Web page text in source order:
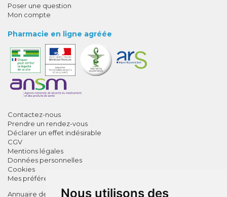
Nous utilisons des
Poser une question
Mon compte
Pharmacie en ligne agréée
Contactez-nous
Prendre un rendez-vous
Déclarer un effet indésirable
CGV
Mentions légales
Données personnelles
Cookies
Mes préférences Cookies
Annuaire des pharmacies